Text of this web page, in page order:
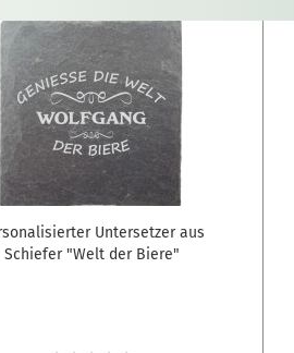
Untersetzer aus
Schiefer "Welt der Biere"